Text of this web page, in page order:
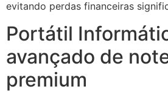
evitando perdas financeiras
Portátil
avançado de
premium